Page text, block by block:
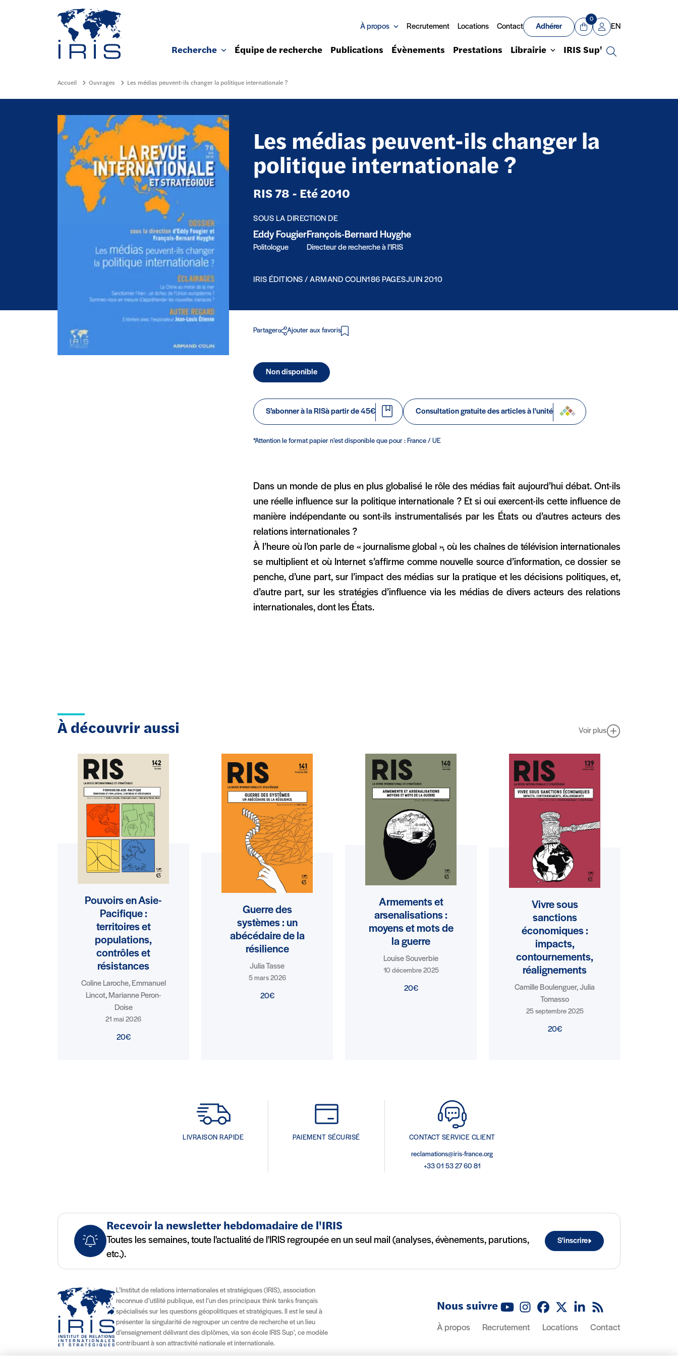
Aller au contenu principal
À propos Recrutement Locations Contact Adhérer
Panier
0
Mon compte
EN
Recherche Équipe de recherche Publications Évènements Prestations Librairie IRIS Sup'
Recherche
Accueil Ouvrages Les médias peuvent-ils changer la politique internationale ?
Les médias peuvent-ils changer la
politique internationale ?
RIS 78 - Eté 2010
SOUS LA DIRECTION DE
Eddy Fougier
Politologue
François-Bernard Huyghe
Directeur de recherche à l’IRIS
IRIS ÉDITIONS / ARMAND COLIN186 PAGESJUIN 2010
Partager Ajouter aux favoris
Non disponible
S’abonner à la RISà partir de 45€ Consultation gratuite des articles à l'unité
*Attention le format papier n’est disponible que pour : France / UE
Dans un monde de plus en plus globalisé le rôle des médias fait aujourd’hui débat. Ont-ils
une réelle influence sur la politique internationale ? Et si oui exercent-ils cette influence de
manière indépendante ou sont-ils instrumentalisés par les États ou d’autres acteurs des
relations internationales ?
À l’heure où l’on parle de « journalisme global », où les chaînes de télévision internationales
se multiplient et où Internet s’affirme comme nouvelle source d’information, ce dossier se
penche, d’une part, sur l’impact des médias sur la pratique et les décisions politiques, et,
d’autre part, sur les stratégies d’influence via les médias de divers acteurs des relations
internationales, dont les États.
À découvrir aussi Voir plus
Pouvoirs en Asie-
Pacifique :
territoires et
populations,
contrôles et
résistances
Coline Laroche, Emmanuel
Lincot, Marianne Peron-
Doise
21 mai 2026
20€
Guerre des
systèmes : un
abécédaire de la
résilience
Julia Tasse
5 mars 2026
20€
Armements et
arsenalisations :
moyens et mots de
la guerre
Louise Souverbie
10 décembre 2025
20€
Vivre sous
sanctions
économiques :
impacts,
contournements,
réalignements
Camille Boulenguer, Julia
Tomasso
25 septembre 2025
20€
LIVRAISON RAPIDE PAIEMENT SÉCURISÉ CONTACT SERVICE CLIENT
reclamations@iris-france.org
+33 01 53 27 60 81
Recevoir la newsletter hebdomadaire de l'IRIS
Toutes les semaines, toute l'actualité de l'IRIS regroupée en un seul mail (analyses, évènements, parutions,
etc.).
S'inscrire
L’Institut de relations internationales et stratégiques (IRIS), association
reconnue d’utilité publique, est l’un des principaux think tanks français
spécialisés sur les questions géopolitiques et stratégiques. Il est le seul à
présenter la singularité de regrouper un centre de recherche et un lieu
d’enseignement délivrant des diplômes, via son école IRIS Sup’, ce modèle
contribuant à son attractivité nationale et internationale.
Nous suivre YoutubeInstagramFacebookX (Twitter)
LinkedinFlux RSS
À propos Recrutement Locations Contact